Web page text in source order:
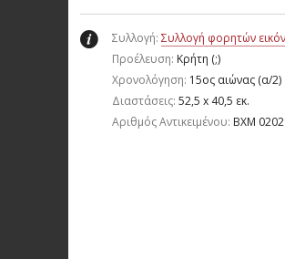
Συλλογή: Συλλογή φορητών
Προέλευση: Κρήτη (;)
Χρονολόγηση: 15ος αιώνας (α/2)
Διαστάσεις: 52,5 x 40,5 εκ.
Aριθμός Αντικειμένου: ΒΧΜ